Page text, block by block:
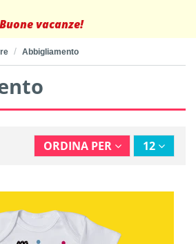
Buone vacanze!
Abbigliamento
ORDINA PER 12